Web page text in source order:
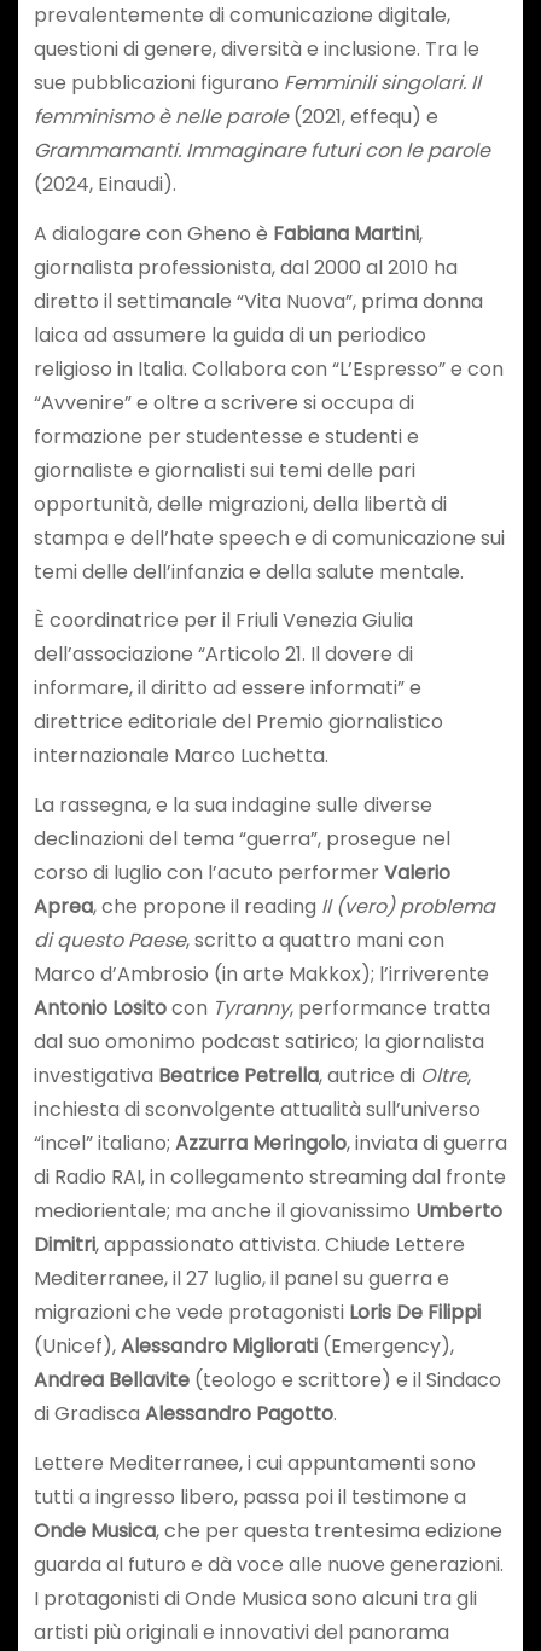
prevalentemente di comunicazione digitale,
questioni di genere, diversità e inclusione. Tra le
sue pubblicazioni figurano Femminili singolari. Il
femminismo è nelle parole(2021, effequ) e
Grammamanti. Immaginare futuri con le parole
(2024, Einaudi).
A dialogare con Gheno è Fabiana Martini,
giornalista professionista, dal 2000 al 2010 ha
diretto il settimanale “Vita Nuova”, prima donna
laica ad assumere la guida di un periodico
religioso in Italia. Collabora con “L’Espresso” e con
“Avvenire” e oltre a scrivere si occupa di
formazione per studentesse e studenti e
giornaliste e giornalisti sui temi delle pari
opportunità, delle migrazioni, della libertà di
stampa e dell’hate speech e di comunicazione sui
temi delle dell’infanzia e della salute mentale.
È coordinatrice per il Friuli Venezia Giulia
dell’associazione “Articolo 21. Il dovere di
informare, il diritto ad essere informati” e
direttrice editoriale del Premio giornalistico
internazionale Marco Luchetta.
La rassegna, e la sua indagine sulle diverse
declinazioni del tema “guerra”, prosegue nel
corso di luglio con l’acuto performerValerio
Aprea, che propone il reading Il (vero) problema
di questo Paese, scritto a quattro mani con
Marco d’Ambrosio (in arte Makkox); l’irriverente
Antonio Lositocon Tyranny, performance tratta
dal suo omonimo podcast satirico; la giornalista
investigativa Beatrice Petrella, autrice di Oltre,
inchiesta di sconvolgente attualità sull’universo
“incel” italiano; Azzurra Meringolo, inviata di guerra
di Radio RAI, in collegamento streaming dal fronte
mediorientale; ma anche il giovanissimo Umberto
Dimitri, appassionato attivista. Chiude Lettere
Mediterranee, il 27 luglio, il panel su guerra e
migrazioni che vede protagonisti Loris De Filippi
(Unicef),Alessandro Migliorati(Emergency),
Andrea Bellavite(teologo e scrittore) e il Sindaco
di Gradisca Alessandro Pagotto.
Lettere Mediterranee, i cui appuntamenti sono
tutti a ingresso libero, passa poi il testimone a
Onde Musica, che per questa trentesima edizione
guarda al futuro e dà voce alle nuove generazioni.
I protagonisti di Onde Musica sono alcuni tra gli
artisti più originali e innovativi del panorama